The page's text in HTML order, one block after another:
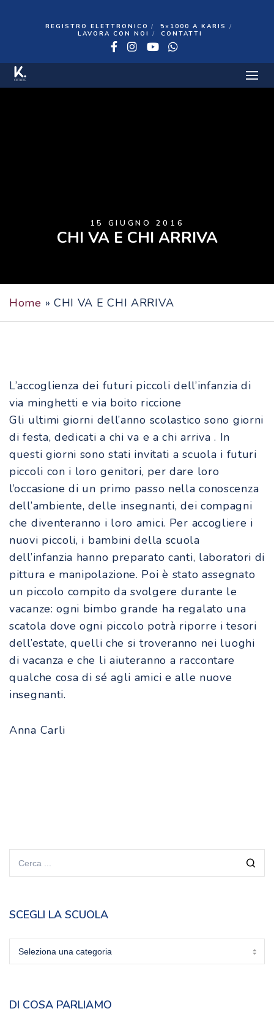
REGISTRO ELETTRONICO
5×1000 A KARIS
LAVORA CON NOI
CONTATTI
Facebook
Instagram
YouTube
WhatsApp
15 GIUGNO 2016
CHI VA E CHI ARRIVA
Home » CHI VA E CHI ARRIVA
L’accoglienza dei futuri piccoli dell’infanzia di
via minghetti e via boito riccione
Gli ultimi giorni dell’anno scolastico sono giorni
di festa, dedicati a chi va e a chi arriva . In
questi giorni sono stati invitati a scuola i futuri
piccoli con i loro genitori, per dare loro
l’occasione di un primo passo nella conoscenza
dell’ambiente, delle insegnanti, dei compagni
che diventeranno i loro amici. Per accogliere i
nuovi piccoli, i bambini della scuola
dell’infanzia hanno preparato canti, laboratori di
pittura e manipolazione. Poi è stato assegnato
un piccolo compito da svolgere durante le
vacanze: ogni bimbo grande ha regalato una
scatola dove ogni piccolo potrà riporre i tesori
dell’estate, quelli che si troveranno nei luoghi
di vacanza e che li aiuteranno a raccontare
qualche cosa di sé agli amici e alle nuove
insegnanti.
Anna Carli
SCEGLI LA SCUOLA
Scegli
DI COSA PARLIAMO